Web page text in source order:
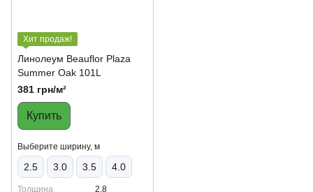
Хит продаж!
Линолеум Beauflor Plaza
Summer Oak 101L
381 грн/м²
Купить
Выберите ширину, м
2.5 3.0 3.5 4.0
Толщина 2.8